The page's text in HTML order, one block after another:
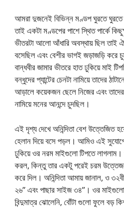
আমরা দুজনেই বিভিন্ন মণ্ডপ ঘুরতে
তাই একটা মণ্ডপের পাশে স্থিত পার্কে
ভীতরটা আলো আঁধারি অবস্থায় ছিল তাই
বসেছিল এবং বেশীর ভাগই জড়াজড়ি করে
বান্ধবীর জামার ভীতরে হাত ঢুকিয়ে মাই
বন্ধুদের প্যান্টের চেনটা নামিয়ে তাদের
আড়ালে কয়েকজন ছেলে নিজের এবং তাদের
নামিয়ে মনের আনন্দে চুদছিল।
এই দৃশ্য দেখে অনিন্দিতা বেশ উত্তেজিত
হেলান দিয়ে বসে পড়ল। আমিও এই সুযোগে
ঢুকিয়ে ওর নরম মাইগুলো টিপতে লাগলাম।
করল, কিন্তু তার একটু পরেই চরম
করে দিল। অনিন্দিতা আমায় জানাল, ও
২৬” এবং পাছার সাইজ ৩৪”। ওর
বিন্দুমাত্র ঝোলেনি, বোঁটা গুলো ফুলে বড়